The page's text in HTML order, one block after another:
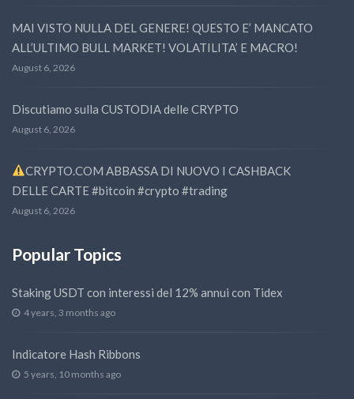
MAI VISTO NULLA DEL GENERE! QUESTO E’ MANCATO
ALL’ULTIMO BULL MARKET! VOLATILITA’ E MACRO!
August 6, 2026
Discutiamo sulla CUSTODIA delle CRYPTO
August 6, 2026
CRYPTO.COM ABBASSA DI NUOVO I CASHBACK
DELLE CARTE #bitcoin #crypto #trading
August 6, 2026
Popular Topics
Staking USDT con interessi del 12% annui con Tidex
4 years, 3 months ago
Indicatore Hash Ribbons
5 years, 10 months ago